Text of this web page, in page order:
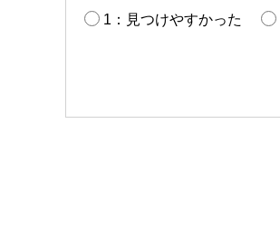
1：見つけやすかった